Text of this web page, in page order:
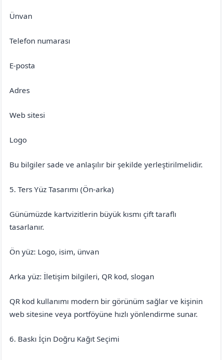
Ünvan
Telefon numarası
E-posta
Adres
Web sitesi
Logo
Bu bilgiler sade ve anlaşılır bir şekilde yerleştirilmelidir.
5. Ters Yüz Tasarımı (Ön-arka)
Günümüzde kartvizitlerin büyük kısmı çift taraflı
tasarlanır.
Ön yüz: Logo, isim, ünvan
Arka yüz: İletişim bilgileri, QR kod, slogan
QR kod kullanımı modern bir görünüm sağlar ve kişinin
web sitesine veya portföyüne hızlı yönlendirme sunar.
6. Baskı İçin Doğru Kağıt Seçimi